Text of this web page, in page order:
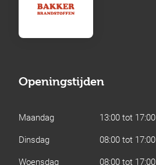
Openingstijden
Maandag
13:00 tot 17:00
Dinsdag
08:00 tot 17:00
Woensdag
08:00 tot 17:00